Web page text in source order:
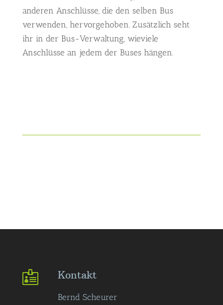
anderen Anschlüsse, die den selben Bus
verwenden, hervorgehoben. Zusätzlich seht
ihr in der Bus-Verwaltung, wieviele
Anschlüsse an jedem der Buses hängen.
 Kontakt
Bernd Scheurer